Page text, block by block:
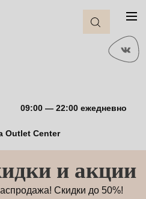
09:00 — 22:00 ежедневно
Outlet Center
и акции
Скидки до 50%!